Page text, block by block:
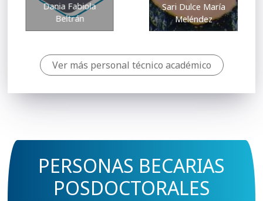
Dania Fabiola
Beltrán
Sari Dulce María
Meléndez
Ver más personal técnico académico
PERSONAS BECARIAS
POSDOCTORALES